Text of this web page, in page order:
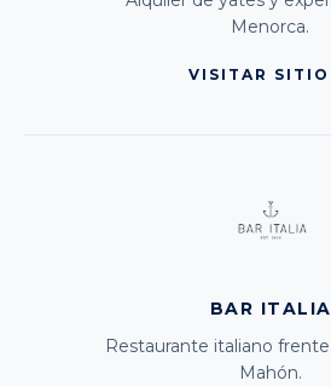
Menorca.
VISITAR
BAR ITALIA
Restaurante italiano
Mahón.